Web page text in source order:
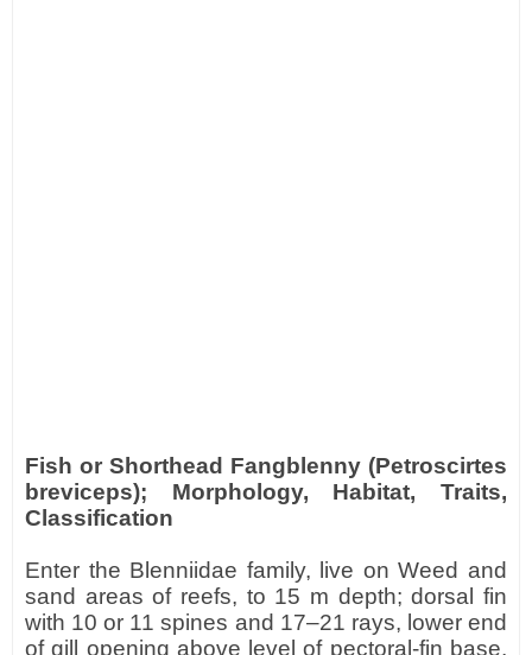
Fish or Shorthead Fangblenny (Petroscirtes
breviceps); Morphology, Habitat, Traits,
Classification
Enter the Blenniidae family, live on Weed and
sand areas of reefs, to 15 m depth; dorsal fin
with 10 or 11 spines and 17–21 rays, lower end
of gill opening above level of pectoral-fin base,